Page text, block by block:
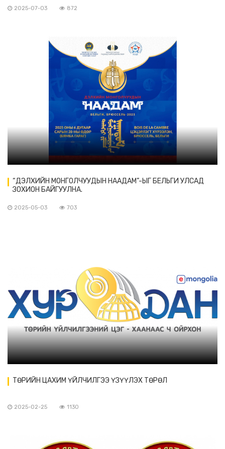
2025-07-03 872
“ДЭЛХИЙН МОНГОЛЧУУДЫН НААДАМ”-ЫГ БЕЛЬГИ УЛСАД
ЗОХИОН БАЙГУУЛНА.
2025-05-03 703
ТӨРИЙН ЦАХИМ ҮЙЛЧИЛГЭЭ ҮЗҮҮЛЭХ ТӨРӨЛ
2025-02-25 1130